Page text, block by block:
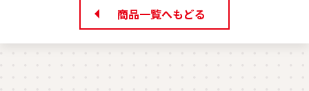
商品一覧へもどる